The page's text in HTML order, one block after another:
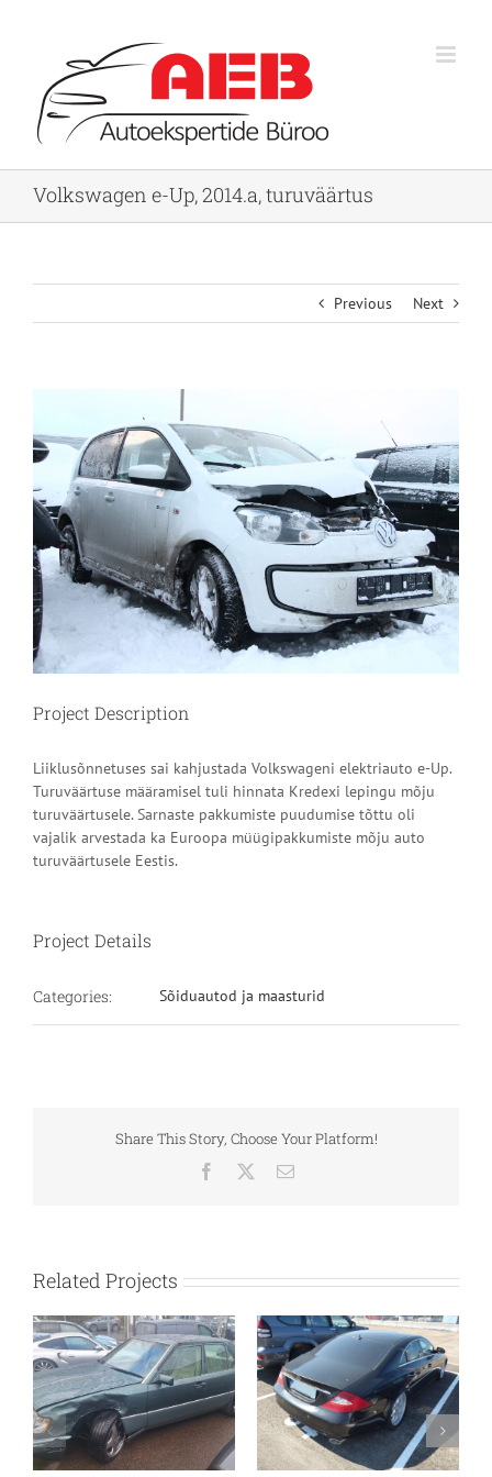
Volkswagen e-Up, 2014.a, turuväärtus
Previous Next
Image
Project Description
Liiklusõnnetuses sai kahjustada Volkswageni elektriauto e-Up.
Turuväärtuse määramisel tuli hinnata Kredexi lepingu mõju
turuväärtusele. Sarnaste pakkumiste puudumise tõttu oli
vajalik arvestada ka Euroopa müügipakkumiste mõju auto
turuväärtusele Eestis.
Project Details
Categories: Sõiduautod ja maasturid
Share This Story, Choose Your Platform!
Facebook Email
Related Projects